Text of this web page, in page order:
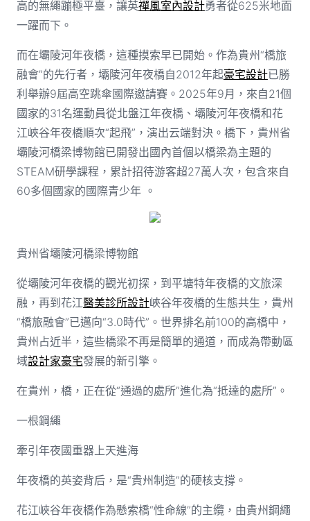
高的無繩蹦極平臺，讓英禪風室內設計勇者從625米地面
一躍而下。
而在壩陵河年夜橋，這種摸索早已開始。作為貴州“橋旅
融會”的先行者，壩陵河年夜橋自2012年起豪宅設計已勝
利舉辦9屆高空跳傘國際邀請賽。2025年9月，來自21個
國家的31名運動員從北盤江年夜橋、壩陵河年夜橋和花
江峽谷年夜橋順次“起飛”，演出云端對決。橋下，貴州省
壩陵河橋梁博物館已開發出國內首個以橋梁為主題的
STEAM研學課程，累計招待游客超27萬人次，包含來自
60多個國家的國際青少年 。
貴州省壩陵河橋梁博物館
從壩陵河年夜橋的觀光初探，到平塘特年夜橋的文旅深
融，再到花江醫美診所設計峽谷年夜橋的生態共生，貴州
“橋旅融會”已邁向“3.0時代”。世界排名前100的高橋中，
貴州占近半，這些橋梁不再是簡單的通道，而成為帶動區
域設計家豪宅發展的新引擎。
在貴州，橋，正在從“通過的處所”進化為“抵達的處所”。
一根鋼繩
牽引年夜國重器上天進海
年夜橋的英姿背后，是“貴州制造”的硬核支撐。
花江峽谷年夜橋作為懸索橋“性命線”的主纜，由貴州鋼繩